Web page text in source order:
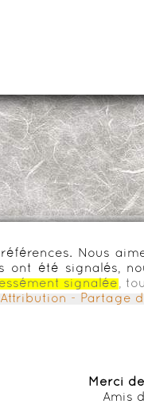
Nous
été signalés,
signalée ,
Attribution - Partage
Merci
Amis